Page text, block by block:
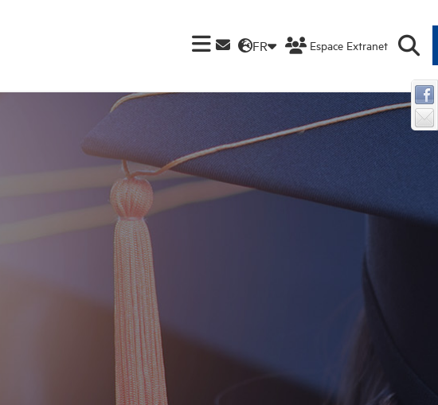
FR Espace Extranet